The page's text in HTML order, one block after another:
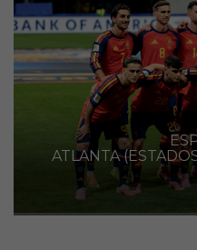
ATLANTA